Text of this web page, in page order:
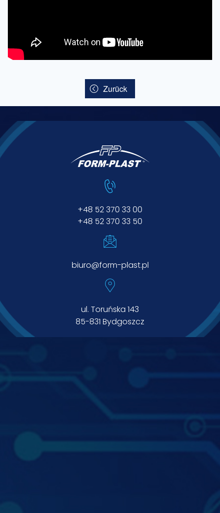
Zurück
+48 52 370 33 00
+48 52 370 33 50
biuro@form-plast.pl
ul. Toruńska 143
85-831 Bydgoszcz